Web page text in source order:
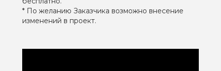
* По желанию Заказчика возможно внесение
изменений в проект.